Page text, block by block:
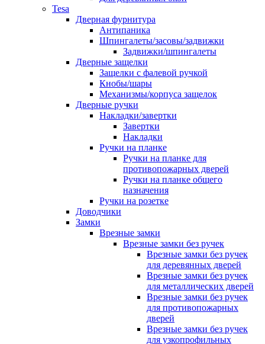
Tesa
Дверная фурнитура
Антипаника
Шпингалеты/засовы/задвижки
Задвижки/шпингалеты
Дверные защелки
Защелки с фалевой ручкой
Кнобы/шары
Механизмы/корпуса защелок
Дверные ручки
Накладки/завертки
Завертки
Накладки
Ручки на планке
Ручки на планке для
противопожарных дверей
Ручки на планке общего
назначения
Ручки на розетке
Доводчики
Замки
Врезные замки
Врезные замки без ручек
Врезные замки без ручек
для деревянных дверей
Врезные замки без ручек
для металлических дверей
Врезные замки без ручек
для противопожарных
дверей
Врезные замки без ручек
для узкопрофильных